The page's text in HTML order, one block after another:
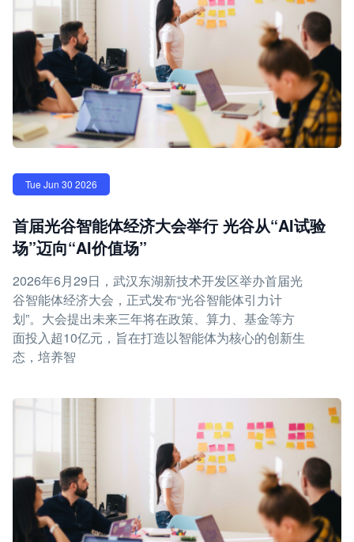
Tue Jun 30 2026
首届光谷智能体经济大会举行 光谷从“AI试验
场”迈向“AI价值场”
2026年6月29日，武汉东湖新技术开发区举办首届光
谷智能体经济大会，正式发布“光谷智能体引力计
划”。大会提出未来三年将在政策、算力、基金等方
面投入超10亿元，旨在打造以智能体为核心的创新生
态，培养智